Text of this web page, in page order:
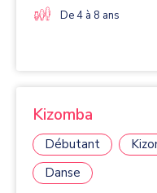
De 4 à 8 ans
Kizomba
Débutant
Danse